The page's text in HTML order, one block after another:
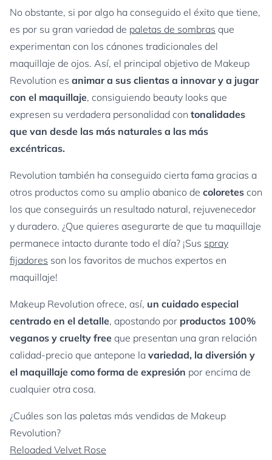
No obstante, si por algo ha conseguido el éxito que tiene,
es por su gran variedad de paletas de sombras que
experimentan con los cánones tradicionales del
maquillaje de ojos. Así, el principal objetivo de Makeup
Revolution es animar a sus clientas a innovar y a jugar
con el maquillaje, consiguiendo beauty looks que
expresen su verdadera personalidad con tonalidades
que van desde las más naturales a las más
excéntricas.
Revolution también ha conseguido cierta fama gracias a
otros productos como su amplio abanico de coloretes con
los que conseguirás un resultado natural, rejuvenecedor
y duradero. ¿Que quieres asegurarte de que tu maquillaje
permanece intacto durante todo el día? ¡Sus spray
fijadores son los favoritos de muchos expertos en
maquillaje!
Makeup Revolution ofrece, así, un cuidado especial
centrado en el detalle, apostando por productos 100%
veganos y cruelty free que presentan una gran relación
calidad-precio que antepone la variedad, la diversión y
el maquillaje como forma de expresión por encima de
cualquier otra cosa.
¿Cuáles son las paletas más vendidas de Makeup
Revolution?
Reloaded Velvet Rose